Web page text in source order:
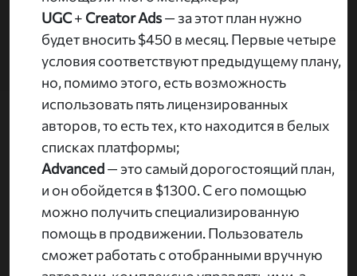
UGC+ Creator Ads— за этот план нужно
будет вносить $450 в месяц. Первые четыре
условия соответствуют предыдущему плану,
но, помимо этого, есть возможность
использовать пять лицензированных
авторов, то есть тех, кто находится в белых
списках платформы;
Advanced— это самый дорогостоящий план,
и он обойдется в $1300. С его помощью
можно получить специализированную
помощь в продвижении. Пользователь
сможет работать с отобранными вручную